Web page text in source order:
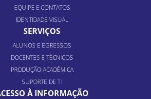
EQUIPE E CONTATOS
IDENTIDADE VISUAL
SERVIÇOS
ALUNOS E EGRESSOS
DOCENTES E TÉCNICOS
PRODUÇÃO ACADÊMICA
SUPORTE DE TI
À INFORMAÇÃO